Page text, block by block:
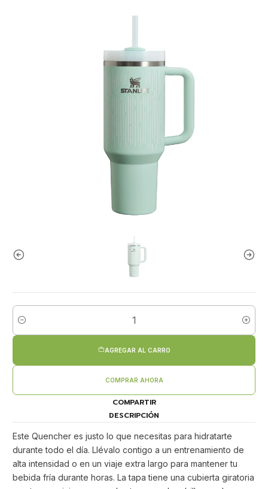
Cantidad
AGREGAR AL CARRO
COMPRAR AHORA
COMPARTIR
DESCRIPCIÓN
Este Quencher es justo lo que necesitas para hidratarte
durante todo el día. Llévalo contigo a un entrenamiento de
alta intensidad o en un viaje extra largo para mantener tu
bebida fría durante horas. La tapa tiene una cubierta giratoria